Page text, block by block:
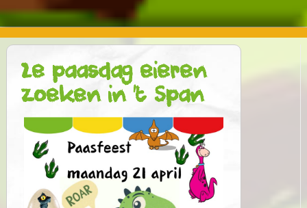
2e paasdag eieren
zoeken in 't Span